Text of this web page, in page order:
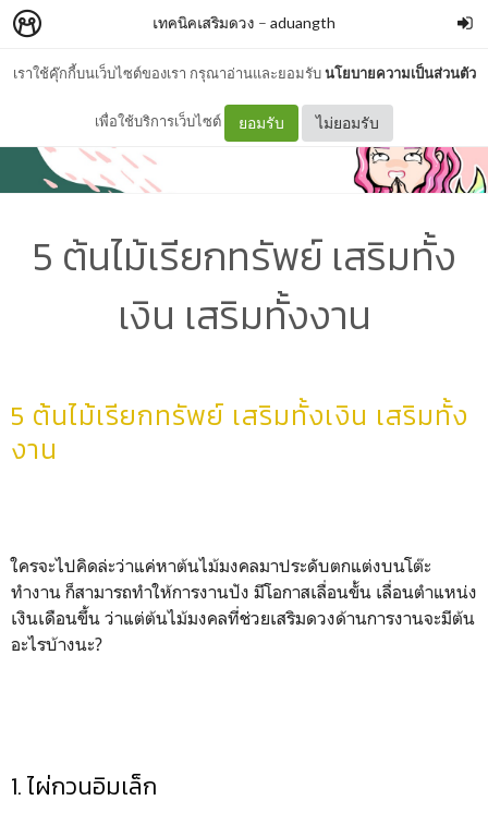
เราใช้คุ๊กกี้บนเว็บไซต์ของเรา กรุณาอ่านและยอมรับนโยบายความเป็นส่วนตัว
เพื่อใช้บริการเว็บไซต์ ยอมรับ ไม่ยอมรับ
เทคนิคเสริมดวง – aduangth
5 ต้นไม้เรียกทรัพย์ เสริมทั้ง
เงิน เสริมทั้งงาน
5 ต้นไม้เรียกทรัพย์ เสริมทั้งเงิน เสริมทั้ง
งาน
ใครจะไปคิดล่ะว่าแค่หาต้นไม้มงคลมาประดับตกแต่งบนโต๊ะ
ทำงาน ก็สามารถทำให้การงานปัง มีโอกาสเลื่อนขั้น เลื่อนตำแหน่ง
เงินเดือนขึ้น ว่าแต่ต้นไม้มงคลที่ช่วยเสริมดวงด้านการงานจะมีต้น
อะไรบ้างนะ?
1. ไผ่กวนอิมเล็ก